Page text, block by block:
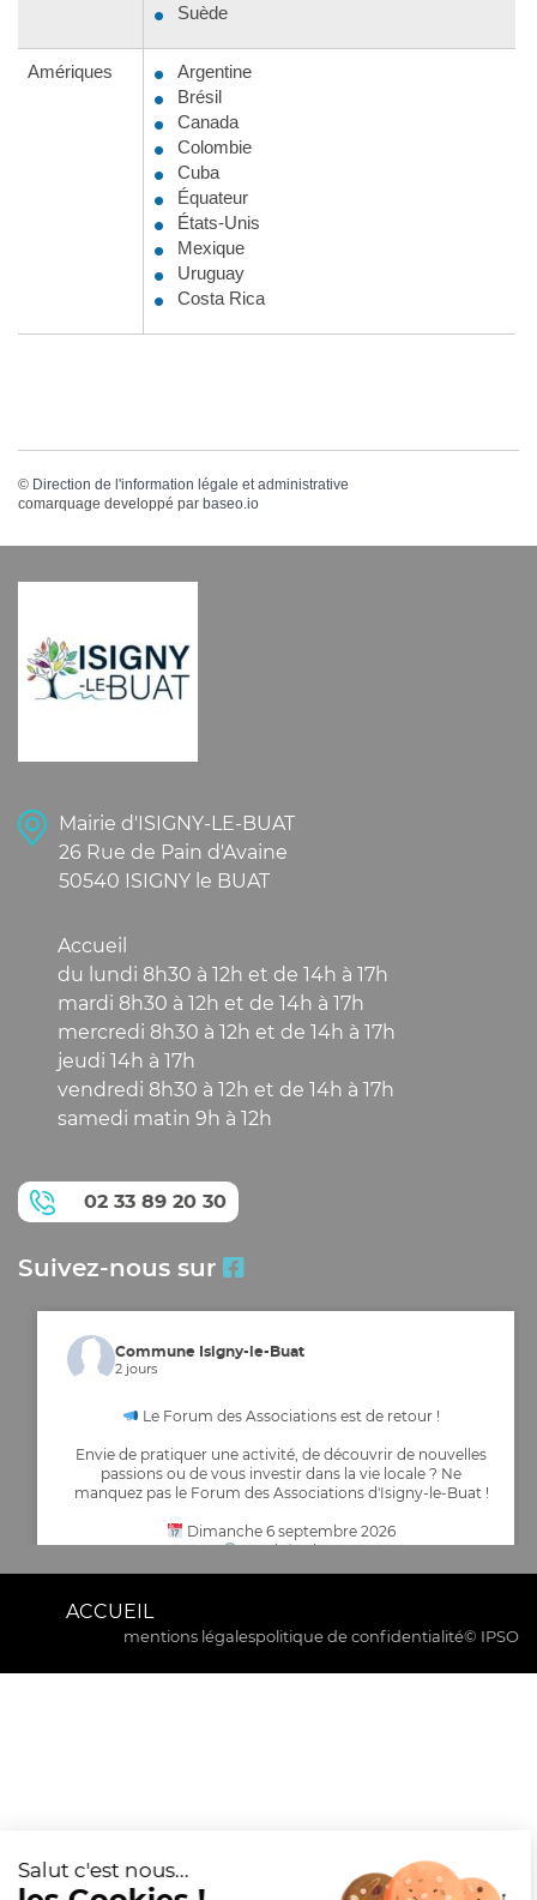
Suède
Amériques
Argentine
Brésil
Canada
Colombie
Cuba
Équateur
États-Unis
Mexique
Uruguay
Costa Rica
© Direction de l'information légale et administrative
comarquage developpé par baseo.io
Mairie d'ISIGNY-LE-BUAT
26 Rue de Pain d'Avaine
50540 ISIGNY le BUAT
Accueil
du lundi 8h30 à 12h et de 14h à 17h
mardi 8h30 à 12h et de 14h à 17h
mercredi 8h30 à 12h et de 14h à 17h
jeudi 14h à 17h
vendredi 8h30 à 12h et de 14h à 17h
samedi matin 9h à 12h
02 33 89 20 30
Suivez-nous sur
Commune Isigny-le-Buat
2 jours
Le Forum des Associations est de retour !
Envie de pratiquer une activité, de découvrir de nouvelles
passions ou de vous investir dans la vie locale ? Ne
manquez pas le Forum des Associations d'Isigny-le-Buat !
Dimanche 6 septembre 2026
Venez rencontrer les nombreuses associations de la
commune,...
17 août 2025 dans certaines rues de l’agglomération.
ACCUEIL
mentions légalespolitique de confidentialité© IPSO
Salut c'est nous...